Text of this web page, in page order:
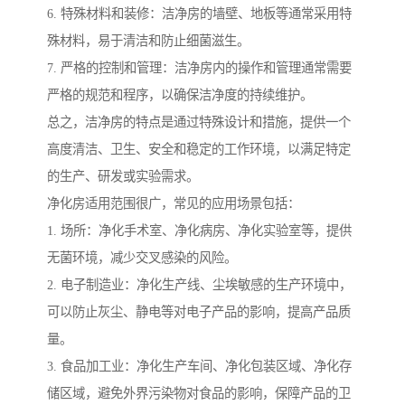
6. 特殊材料和装修：洁净房的墙壁、地板等通常采用特
殊材料，易于清洁和防止细菌滋生。
7. 严格的控制和管理：洁净房内的操作和管理通常需要
严格的规范和程序，以确保洁净度的持续维护。
总之，洁净房的特点是通过特殊设计和措施，提供一个
高度清洁、卫生、安全和稳定的工作环境，以满足特定
的生产、研发或实验需求。
净化房适用范围很广，常见的应用场景包括：
1. 场所：净化手术室、净化病房、净化实验室等，提供
无菌环境，减少交叉感染的风险。
2. 电子制造业：净化生产线、尘埃敏感的生产环境中，
可以防止灰尘、静电等对电子产品的影响，提高产品质
量。
3. 食品加工业：净化生产车间、净化包装区域、净化存
储区域，避免外界污染物对食品的影响，保障产品的卫